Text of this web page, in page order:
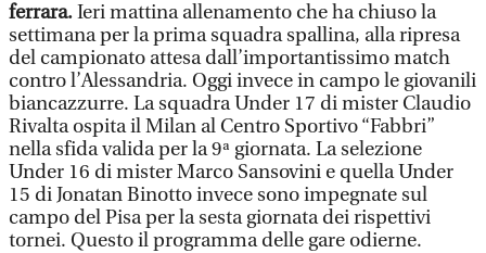
ferrara.Ieri mattina allenamento che ha chiuso la
settimana per la prima squadra spallina, alla ripresa
del campionato attesa dall’importantissimo match
contro l’Alessandria. Oggi invece in campo le giovanili
biancazzurre. La squadra Under 17 di mister Claudio
Rivalta ospita il Milan al Centro Sportivo “Fabbri”
nella sfida valida per la 9ª giornata. La selezione
Under 16 di mister Marco Sansovini e quella Under
15 di Jonatan Binotto invece sono impegnate sul
campo del Pisa per la sesta giornata dei rispettivi
tornei. Questo il programma delle gare odierne.